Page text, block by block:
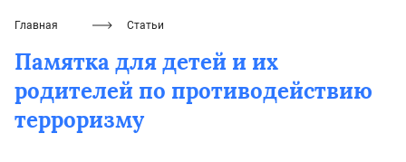
Главная Статьи
Памятка для детей и их
родителей по противодействию
терроризму